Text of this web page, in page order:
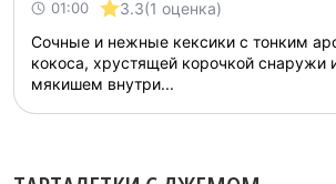
01:00 3.3(1 оценка)
Сочные и нежные кексики с тонким
кокоса, хрустящей корочкой снаружи
мякишем внутри...